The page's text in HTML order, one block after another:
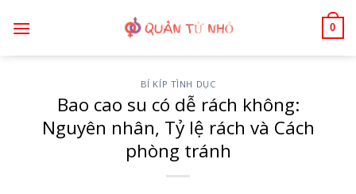
qua
0
BÍ KÍP TÌNH DỤC
Bao cao su có dễ rách không:
Nguyên nhân, Tỷ lệ rách và Cách
phòng tránh